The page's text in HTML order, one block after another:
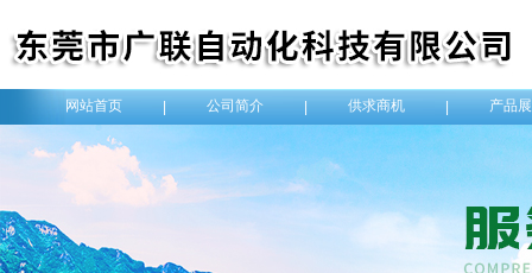
网站首页 公司简介 供求商机 产品